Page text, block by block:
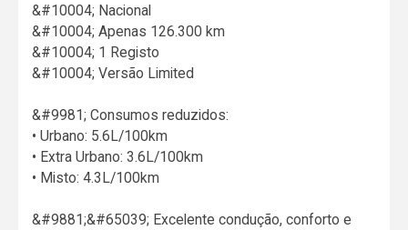
&#10004; Nacional
&#10004; Apenas 126.300 km
&#10004; 1 Registo
&#10004; Versão Limited
&#9981; Consumos reduzidos:
• Urbano: 5.6L/100km
• Extra Urbano: 3.6L/100km
• Misto: 4.3L/100km
&#9881;&#65039; Excelente condução, conforto e